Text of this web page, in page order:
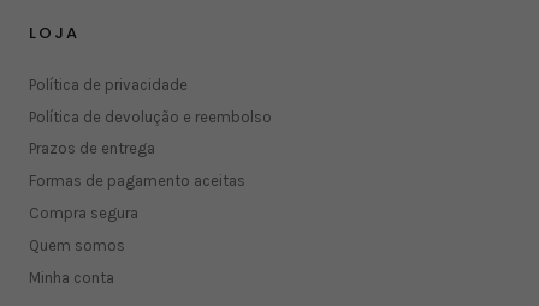
LOJA
Política de privacidade
Política de devolução e reembolso
Prazos de entrega
Formas de pagamento aceitas
Compra segura
Quem somos
Minha conta